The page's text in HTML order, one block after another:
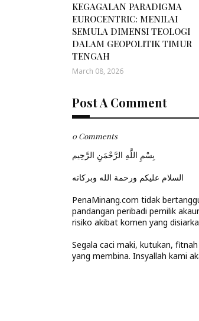
KEGAGALAN PARADIGMA
EUROCENTRIC: MENILAI
SEMULA DIMENSI TEOLOGI
DALAM GEOPOLITIK TIMUR
TENGAH
March 08, 2026
Post A Comment
0 Comments
بِسْمِ اللَّهِ الرَّحْمَنِ الرَّحِيم
السلام عليكم ورحمة الله وبركاته
PenaMinang.com tidak
pandangan peribadi pemilik
risiko akibat komen yang
Segala caci maki, kutukan,
yang membina. Insyallah kami